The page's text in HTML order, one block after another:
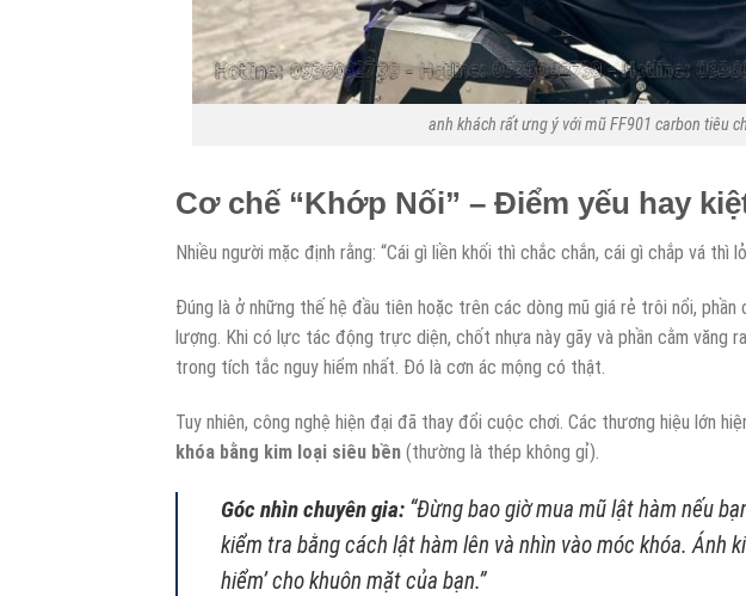
anh khách rất ưng ý với mũ FF901 carbon tiêu
Cơ chế “Khớp Nối” – Điểm yếu hay
Nhiều người mặc định rằng: “Cái gì liền khối thì chắc chắn, cái gì chắp vá thì
Đúng là ở những thế hệ đầu tiên hoặc trên các dòng mũ giá rẻ trôi nổi,
lượng. Khi có lực tác động trực diện, chốt nhựa này gãy và phần cằm văng
trong tích tắc nguy hiểm nhất. Đó là cơn ác mộng có thật.
Tuy nhiên, công nghệ hiện đại đã thay đổi cuộc chơi. Các thương hiệu lớn
khóa bằng kim loại siêu bền (thường là thép không gỉ).
Góc nhìn chuyên gia: “Đừng bao giờ mua mũ lật hàm nếu
kiểm tra bằng cách lật hàm lên và nhìn vào móc khóa. Ánh
hiểm’ cho khuôn mặt của bạn.”